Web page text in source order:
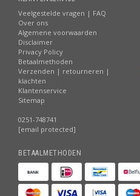
Veelgestelde vragen | FAQ
Over ons
Algemene voorwaarden
Disclaimer
Privacy Policy
Betaalmethoden
Verzenden | retourneren |
klachten
Klantenservice
Sitemap
0251-748741
[email protected]
BETAALMETHODEN